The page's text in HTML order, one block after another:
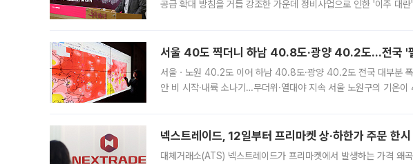
공급 확대 방침을 거듭 강조한 가운데 정비사업으로 인한 '이주 대
서울 40도 찍더니 하남 40.8도·광양 40.2도…전국 '
서울ㆍ노원 40.2도 이어 하남 40.8도·광양 40.2도 전국 대부분
안 비 시작·내륙 소나기…무더위·열대야 지속 서울 노원구의 기온
넥스트레이드, 12일부터 프리마켓 상·하한가 주문 한시
대체거래소(ATS) 넥스트레이드가 프리마켓에서 발생하는 가격 왜